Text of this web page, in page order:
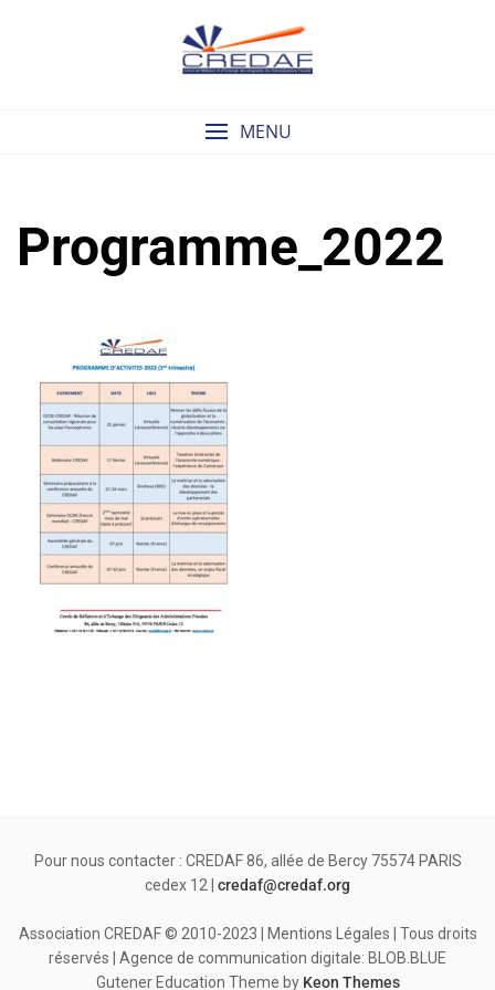
MENU
Programme_2022
Pour nous contacter : CREDAF 86, allée de Bercy 75574 PARIS
cedex 12 | credaf@credaf.org
Association CREDAF © 2010-2023 | Mentions Légales | Tous droits
réservés | Agence de communication digitale: BLOB.BLUE
Gutener Education Theme by Keon Themes